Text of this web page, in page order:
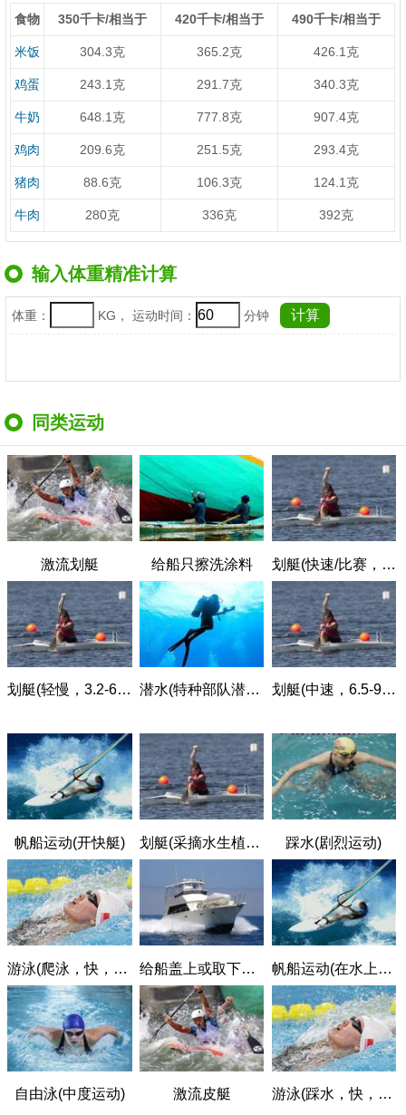
食物 350千卡/相当于 420千卡/相当于 490千卡/相当于
米饭 304.3克 365.2克 426.1克
鸡蛋 243.1克 291.7克 340.3克
牛奶 648.1克 777.8克 907.4克
鸡肉 209.6克 251.5克 293.4克
猪肉 88.6克 106.3克 124.1克
牛肉 280克 336克 392克
输入体重精准计算
体重： KG， 运动时间： 分钟
同类运动
激流划艇 给船只擦洗涂料 划艇(快速/比赛，>6.5千米/小时)
划艇(轻慢，3.2-6.3千米/小时) 潜水(特种部队潜水) 划艇(中速，6.5-9.5千米/小时)
帆船运动(开快艇) 划艇(采摘水生植物) 踩水(剧烈运动)
游泳(爬泳，快，75米/分钟，重度用力) 给船盖上或取下防水布 帆船运动(在水上或者冰上，一般运动)
自由泳(中度运动) 激流皮艇 游泳(踩水，快，重度用力)